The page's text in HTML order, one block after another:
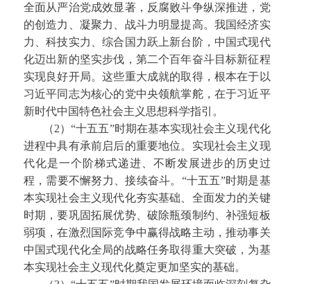
全面从严治党成效显著，反腐败斗争纵深推进，党
的创造力、凝聚力、战斗力明显提高。我国经济实
力、科技实力、综合国力跃上新台阶，中国式现代
化迈出新的坚实步伐，第二个百年奋斗目标新征程
实现良好开局。这些重大成就的取得，根本在于以
习近平同志为核心的党中央领航掌舵，在于习近平
新时代中国特色社会主义思想科学指引。
（2）“十五五”时期在基本实现社会主义现代化
进程中具有承前启后的重要地位。实现社会主义现
代化是一个阶梯式递进、不断发展进步的历史过
程，需要不懈努力、接续奋斗。“十五五”时期是基
本实现社会主义现代化夯实基础、全面发力的关键
时期，要巩固拓展优势、破除瓶颈制约、补强短板
弱项，在激烈国际竞争中赢得战略主动，推动事关
中国式现代化全局的战略任务取得重大突破，为基
本实现社会主义现代化奠定更加坚实的基础。